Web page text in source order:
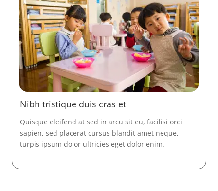
Nibh tristique duis cras et
Quisque eleifend at sed in arcu sit eu, facilisi orci
sapien, sed placerat cursus blandit amet neque,
turpis ipsum dolor ultricies eget dolor enim.